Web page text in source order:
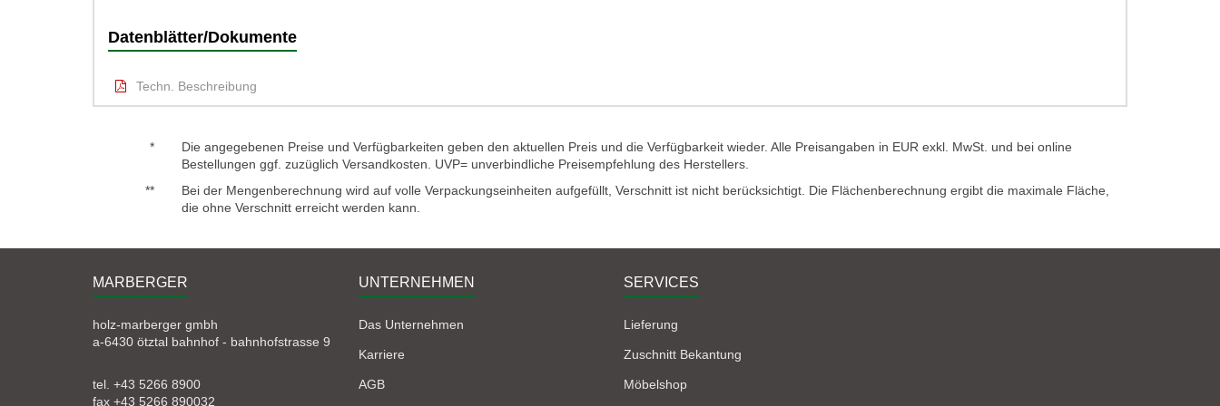
Datenblätter/Dokumente
Techn. Beschreibung
*
Die angegebenen Preise und Verfügbarkeiten geben den aktuellen Preis und die Verfügbarkeit wieder. Alle Preisangaben in EUR exkl. MwSt. und bei online
Bestellungen ggf. zuzüglich Versandkosten. UVP= unverbindliche Preisempfehlung des Herstellers.
**
Bei der Mengenberechnung wird auf volle Verpackungseinheiten aufgefüllt, Verschnitt ist nicht berücksichtigt. Die Flächenberechnung ergibt die maximale Fläche,
die ohne Verschnitt erreicht werden kann.
MARBERGER
holz-marberger gmbh
a-6430 ötztal bahnhof - bahnhofstrasse 9
tel. +43 5266 8900
fax +43 5266 890032
UNTERNEHMEN
Das Unternehmen
Karriere
AGB
SERVICES
Lieferung
Zuschnitt Bekantung
Möbelshop